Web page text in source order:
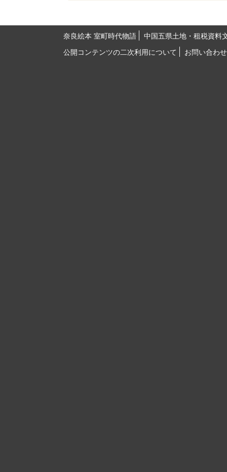
奈良絵本 室町時代物語
中国五県土地・租税資料
公開コンテンツの二次利用について
お問い合わせ